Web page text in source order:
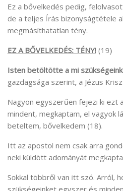
Ez a bővelkedés pedig,
de a teljes Írás bizonyságtétele
megmásíthatatlan tény.
EZ A BŐVELKEDÉS: TÉNY! (19)
Isten betöltötte a mi
gazdagsága szerint, a Jézus
Nagyon egyszerűen fejezi ki ezt
mindent, megkaptam, el vagyok
beteltem, bővelkedem (18).
Itt az apostol nem csak arra
neki küldött adományát
Sokkal többről van itt szó. Arról,
szükségeinket egyszer és